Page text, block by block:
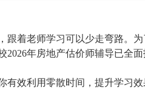
着老师学习可以少走弯路。为
年房地产估价师辅导已全面
效利用零散时间，提升学习效